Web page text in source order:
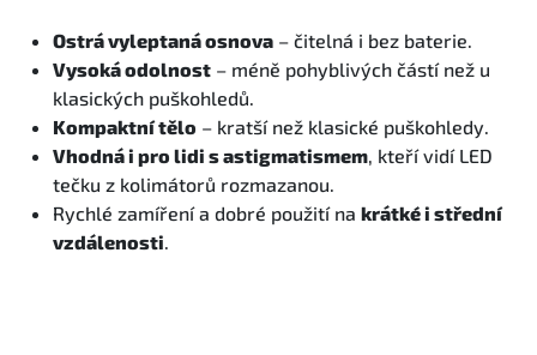
Ostrá vyleptaná osnova – čitelná i bez baterie.
Vysoká odolnost – méně pohyblivých částí než u
klasických puškohledů.
Kompaktní tělo – kratší než klasické puškohledy.
Vhodná i pro lidi s astigmatismem, kteří vidí LED
tečku z kolimátorů rozmazanou.
Rychlé zamíření a dobré použití na krátké i střední
vzdálenosti.